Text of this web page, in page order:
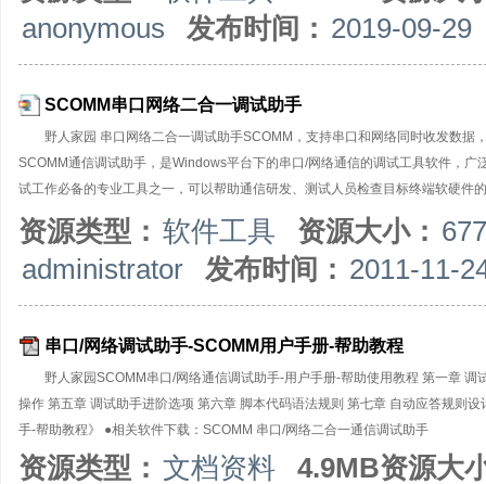
anonymous
发布时间： 2019-09-29
SCOMM串口网络二合一调试助手
野人家园 串口网络二合一调试助手SCOMM，支持串口和网络同时收发数
SCOMM通信调试助手，是Windows平台下的串口/网络通信的调试工具软件，
试工作必备的专业工具之一，可以帮助通信研发、测试人员检查目标终端软硬
SCOMM通信调试助手是绿色软件，无需安装，只有一个执行文件，适用于各
信调试助手（使用不同的通信端口）。典型应用场合：使用本通信调试软件对
可自由设置串口号、波特率、校验位、数据位和停止位等（支持自定义非标准
资源类型： 软件工具 资源大小：
administrator
发布时间： 2011-11-
串口/网络调试助手-SCOMM用户手册-帮助教程
野人家园SCOMM串口/网络通信调试助手-用户手册-帮助使用教程 第一章
操作 第五章 调试助手进阶选项 第六章 脚本代码语法规则 第七章 自动应答规则
手-帮助教程》 ●相关软件下载：SCOMM 串口/网络二合一通信调试助手
资源类型： 文档资料
4.9MB资源大